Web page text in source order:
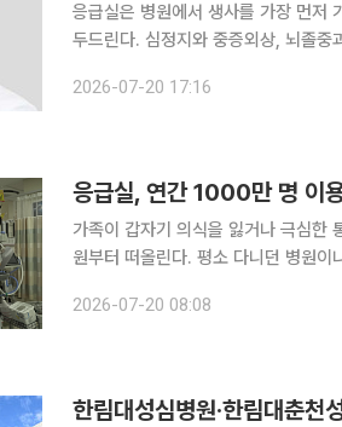
응급실은 병원에서 생사를 가장 먼저
두드린다. 심정지와 중증외상, 뇌졸중
일한 문이다. 그러나 지금 우
2026-07-20 17:16
응급실, 연간 1000만 명 이
가족이 갑자기 의식을 잃거나 극심한
원부터 떠올린다. 평소 다니던 병원이나 지인이 근무하는 병원으로 가야 안심된다고 생각하는 경우
고한다. 응급환자에게 가장 중요
2026-07-20 08:08
한림대성심병원·한림대춘천